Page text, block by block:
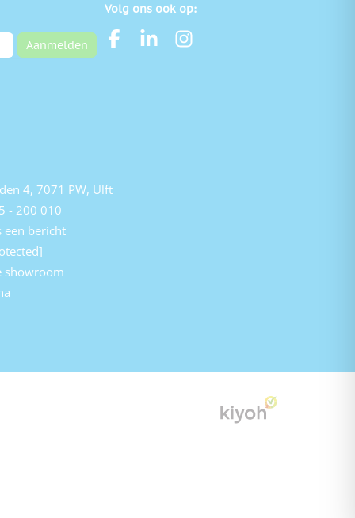
Aanmelden
Volg ons ook op:
4, 7071 PW, Ulft
- 200 010
een bericht
showroom